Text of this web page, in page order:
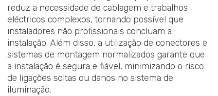
reduz a necessidade de cablagem e trabalhos
eléctricos complexos, tornando possível que
instaladores não profissionais concluam a
instalação. Além disso, a utilização de conectores e
sistemas de montagem normalizados garante que
a instalação é segura e fiável, minimizando o risco
de ligações soltas ou danos no sistema de
iluminação.